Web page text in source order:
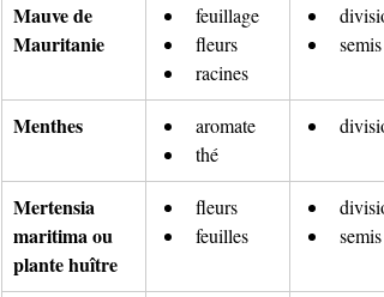
Mauve de
Mauritanie
feuillage
fleurs
racines
semis
Menthes
aromate
thé
Mertensia
maritima ou
plante huître
fleurs
feuilles
semis